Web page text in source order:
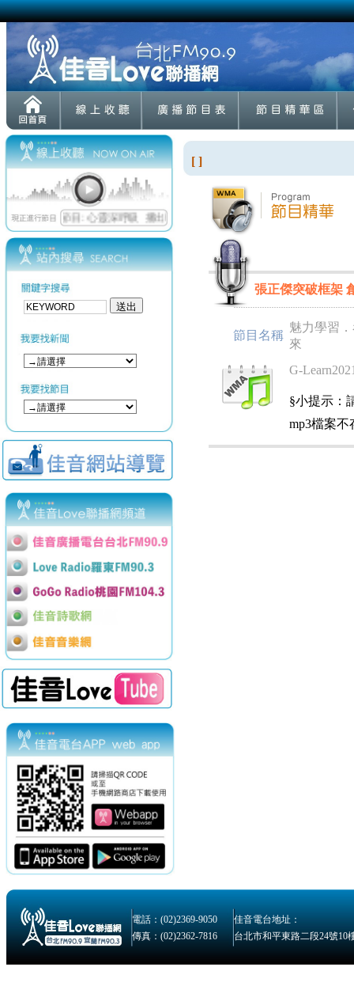
[ ]
張正傑突破框架
節目名稱
魅力學習
來
G-
§小提示：
mp3檔案不
電話：(02)2369-9050
佳音電台地址：
傳真：(02)2362-7816
台北市和平東路二段24號10